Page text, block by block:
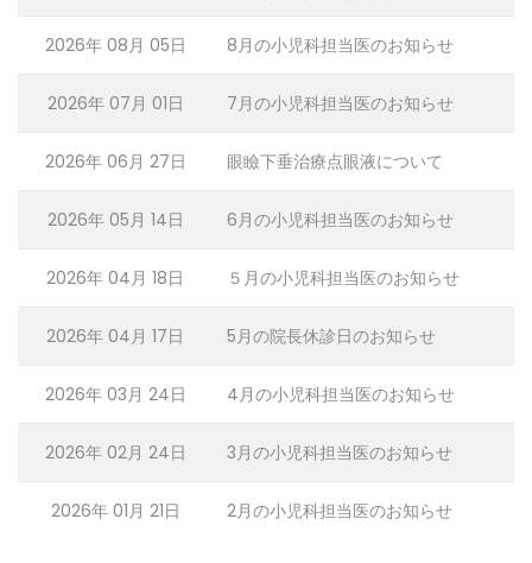
2026年 08月 05日 8月の小児科担当医のお知らせ
2026年 07月 01日 7月の小児科担当医のお知らせ
2026年 06月 27日 眼瞼下垂治療点眼液について
2026年 05月 14日 6月の小児科担当医のお知らせ
2026年 04月 18日 ５月の小児科担当医のお知らせ
2026年 04月 17日 5月の院長休診日のお知らせ
2026年 03月 24日 4月の小児科担当医のお知らせ
2026年 02月 24日 3月の小児科担当医のお知らせ
2026年 01月 21日 2月の小児科担当医のお知らせ